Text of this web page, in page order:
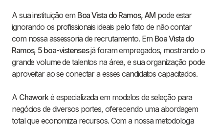
A sua instituição em Boa Vista do Ramos, AM pode estar
ignorando os profissionais ideais pelo fato de não contar
com nossa assessoria de recrutamento. Em Boa Vista do
Ramos, 5 boa-vistensesjá foram empregados, mostrando o
grande volume de talentos na área, e sua organização pode
aproveitar ao se conectar a esses candidatos capacitados.
A Chaworké especializada em modelos de seleção para
negócios de diversos portes, oferecendo uma abordagem
total que economiza recursos. Com a nossa metodologia